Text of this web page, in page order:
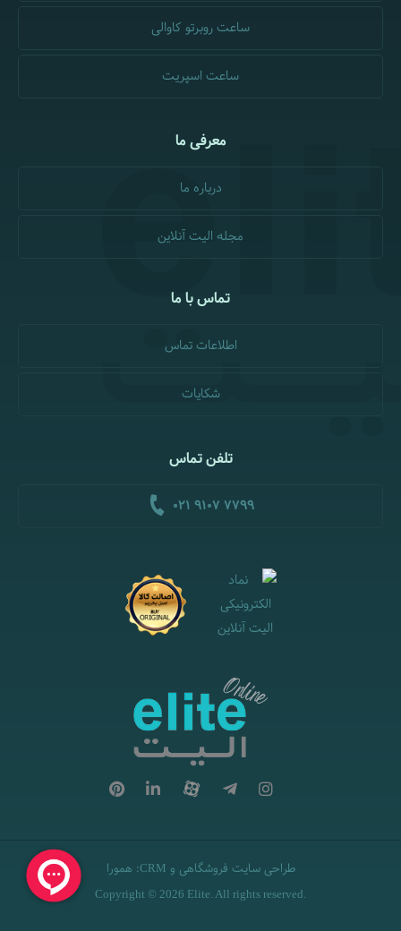
ساعت روبرتو کاوالی
ساعت اسپریت
معرفی ما
درباره ما
مجله الیت آنلاین
تماس با ما
اطلاعات تماس
شکایات
تلفن تماس
021 9107 7799
طراحی سایت فروشگاهی و CRM
: همورا
Copyright © 2026 Elite. All rights reserved.